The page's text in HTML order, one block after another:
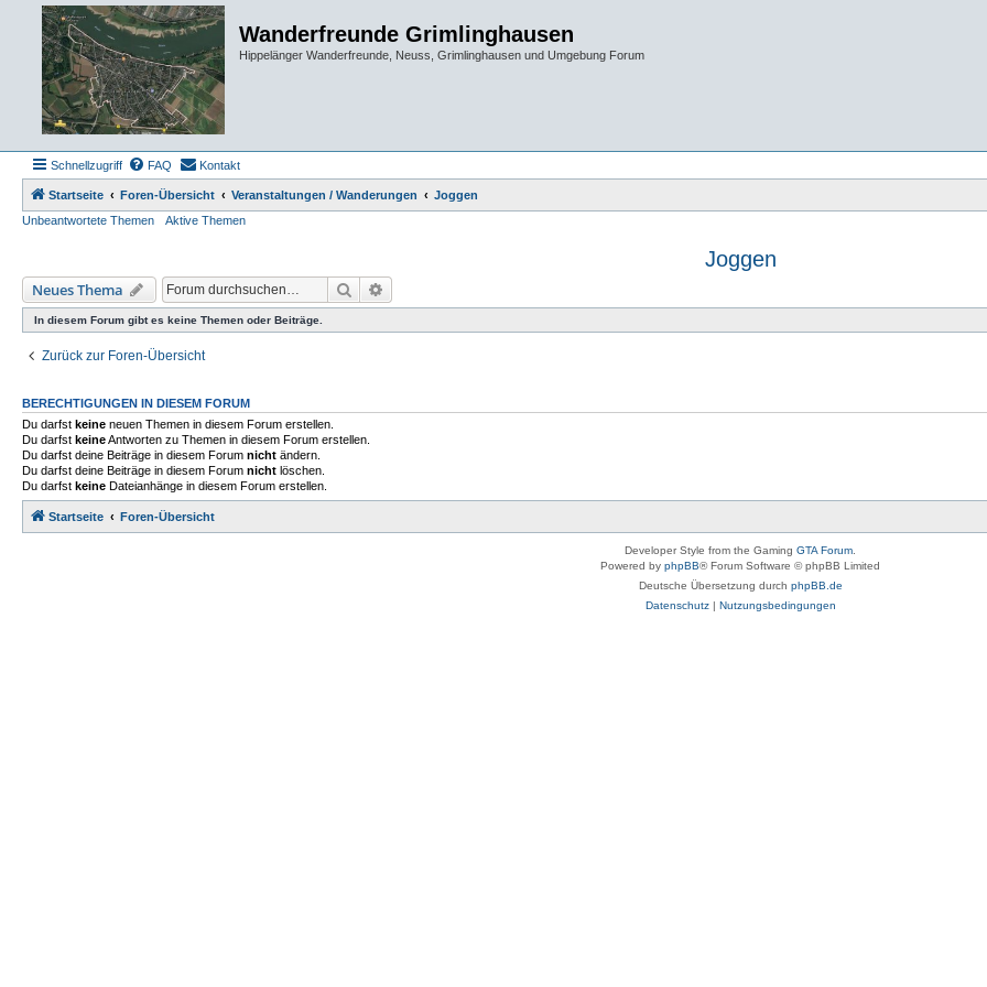
Wanderfreunde Grimlinghausen
Hippelänger Wanderfreunde, Neuss, Grimlinghausen und Umgebung Forum
Schnellzugriff FAQ Kontakt
Startseite Foren-Übersicht Veranstaltungen / Wanderungen
Joggen
Unbeantwortete Themen
Aktive Themen
Joggen
Neues Thema Suche
In diesem Forum gibt es keine Themen oder Beiträge.
Zurück zur Foren-Übersicht
BERECHTIGUNGEN IN DIESEM FORUM
Du darfst keine neuen Themen in diesem Forum erstellen.
Du darfst keineAntworten zu Themen in diesem Forum erstellen.
Du darfst deine Beiträge in diesem Forum nicht ändern.
Du darfst deine Beiträge in diesem Forum nicht löschen.
Du darfst keine Dateianhänge in diesem Forum erstellen.
Startseite Foren-Übersicht
Developer Style from the Gaming GTA Forum
Powered by phpBB® Forum Software © phpBB Limited
Deutsche Übersetzung durch phpBB.de
Datenschutz| Nutzungsbedingungen